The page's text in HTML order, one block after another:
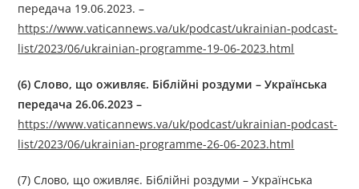
передача 19.06.2023. –
https://www.vaticannews.va/uk/podcast/ukrainian-podcast-
list/2023/06/ukrainian-programme-19-06-2023.html
(6) Слово, що оживляє. Біблійні роздуми –Українська
передача 26.06.2023 –
https://www.vaticannews.va/uk/podcast/ukrainian-podcast-
list/2023/06/ukrainian-programme-26-06-2023.html
(7) Слово, що оживляє. Біблійні роздуми – Українська